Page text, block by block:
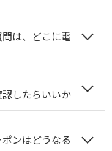
は、どこに電
したらいいか
ンはどうなる